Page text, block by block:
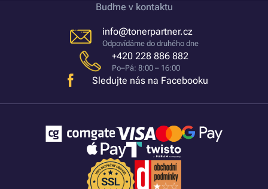
Buďme v kontaktu
info@tonerpartner.cz
Odpovídáme do druhého dne
+420 228 886 882
Po–Pá: 8:00 – 16:00
Sledujte nás na Facebooku